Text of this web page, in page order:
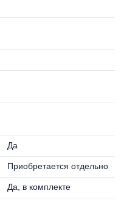
Да
Приобретается отдельно
Да, в комплекте